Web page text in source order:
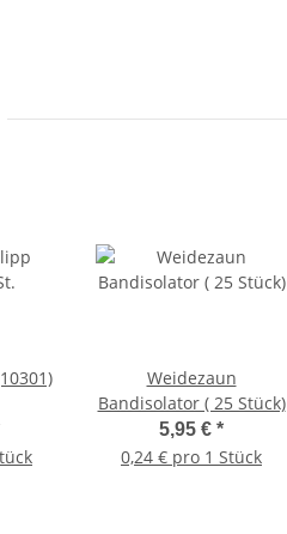
Weidezaun
Bandisolator ( 25 Stück)
5,95 € *
0,24 € pro 1 Stück